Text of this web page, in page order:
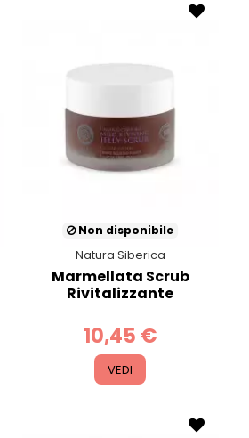
Non disponibile
Natura Siberica
Marmellata Scrub
Rivitalizzante
10,45 €
VEDI